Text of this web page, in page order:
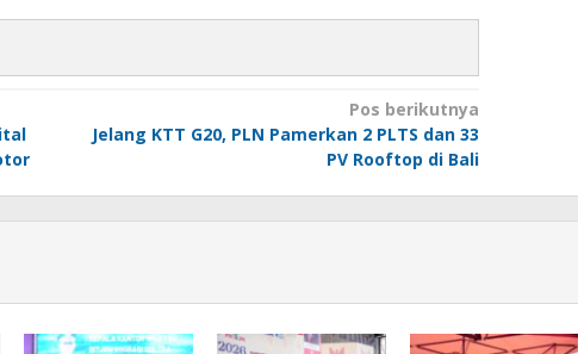
Pos berikutnya
Jelang KTT G20, PLN Pamerkan 2 PLTS dan 33
PV Rooftop di Bali